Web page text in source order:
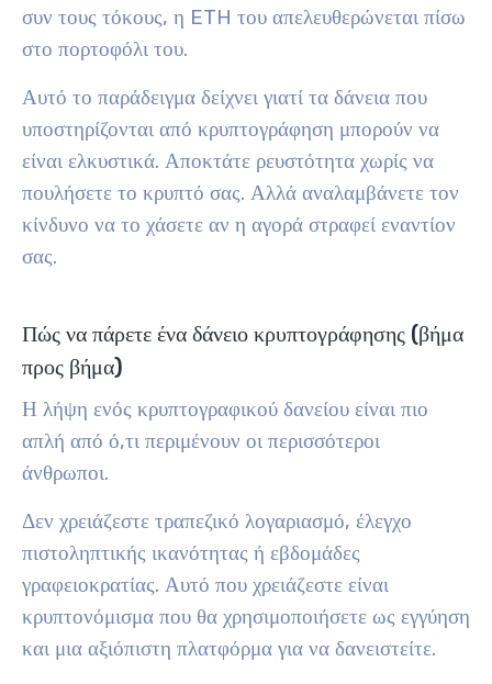
συν τους τόκους, η ETH του απελευθερώνεται πίσω
στο πορτοφόλι του.
Αυτό το παράδειγμα δείχνει γιατί τα δάνεια που
υποστηρίζονται από κρυπτογράφηση μπορούν να
είναι ελκυστικά. Αποκτάτε ρευστότητα χωρίς να
πουλήσετε το κρυπτό σας. Αλλά αναλαμβάνετε τον
κίνδυνο να το χάσετε αν η αγορά στραφεί εναντίον
σας.
Πώς να πάρετε ένα δάνειο κρυπτογράφησης (βήμα
προς βήμα)
Η λήψη ενός κρυπτογραφικού δανείου είναι πιο
απλή από ό,τι περιμένουν οι περισσότεροι
άνθρωποι.
Δεν χρειάζεστε τραπεζικό λογαριασμό, έλεγχο
πιστοληπτικής ικανότητας ή εβδομάδες
γραφειοκρατίας. Αυτό που χρειάζεστε είναι
κρυπτονόμισμα που θα χρησιμοποιήσετε ως εγγύηση
και μια αξιόπιστη πλατφόρμα για να δανειστείτε.